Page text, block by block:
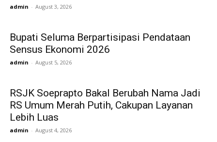
admin - August 3, 2026
Bupati Seluma Berpartisipasi Pendataan
Sensus Ekonomi 2026
admin - August 5, 2026
RSJK Soeprapto Bakal Berubah Nama Jadi
RS Umum Merah Putih, Cakupan Layanan
Lebih Luas
admin - August 4, 2026